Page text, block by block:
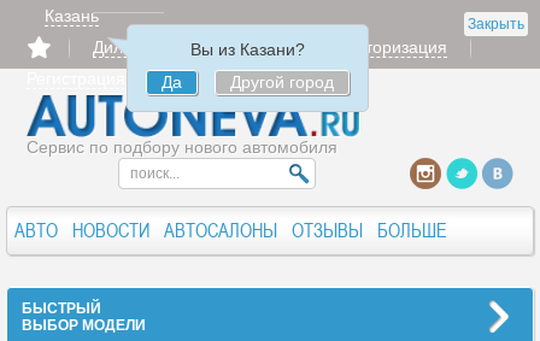
Закрыть
Казань
Вы из Казани?
Да
Другой город
Дилерам Продать
Авторизация
Сервис по подбору нового автомобиля
АВТО НОВОСТИ АВТОСАЛОНЫ ОТЗЫВЫ БОЛЬШЕ
БЫСТРЫЙ
ВЫБОР МОДЕЛИ